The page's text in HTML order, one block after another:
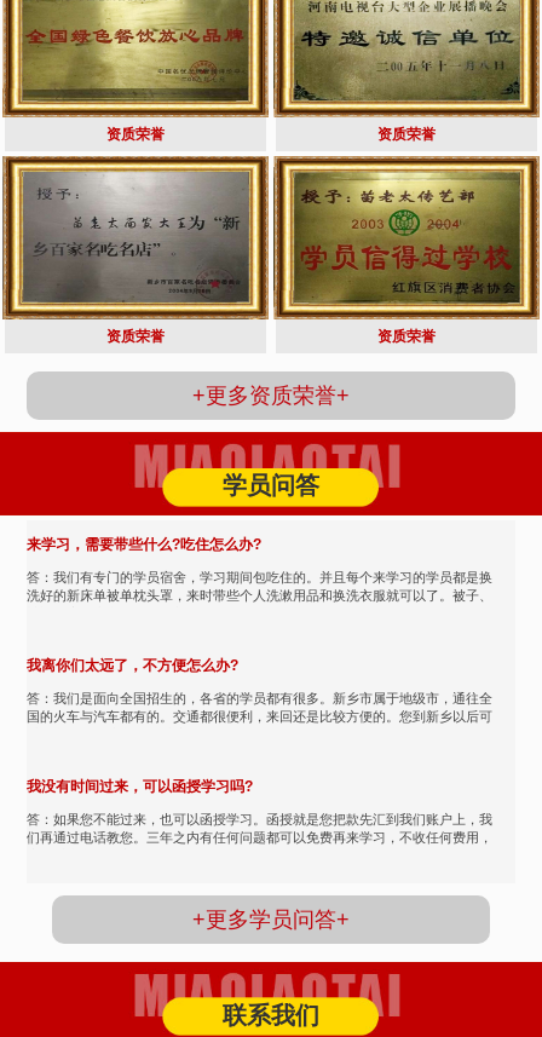
资质荣誉 资质荣誉
资质荣誉 资质荣誉
+更多资质荣誉+
学员问答
来学习，需要带些什么?吃住怎么办?
答：我们有专门的学员宿舍，学习期间包吃住的。并且每个来学习的学员都是换
洗好的新床单被单枕头罩，来时带些个人洗漱用品和换洗衣服就可以了。被子、
我离你们太远了，不方便怎么办?
答：我们是面向全国招生的，各省的学员都有很多。新乡市属于地级市，通往全
国的火车与汽车都有的。交通都很便利，来回还是比较方便的。您到新乡以后可
我没有时间过来，可以函授学习吗?
答：如果您不能过来，也可以函授学习。函授就是您把款先汇到我们账户上，我
们再通过电话教您。三年之内有任何问题都可以免费再来学习，不收任何费用，
+更多学员问答+
联系我们